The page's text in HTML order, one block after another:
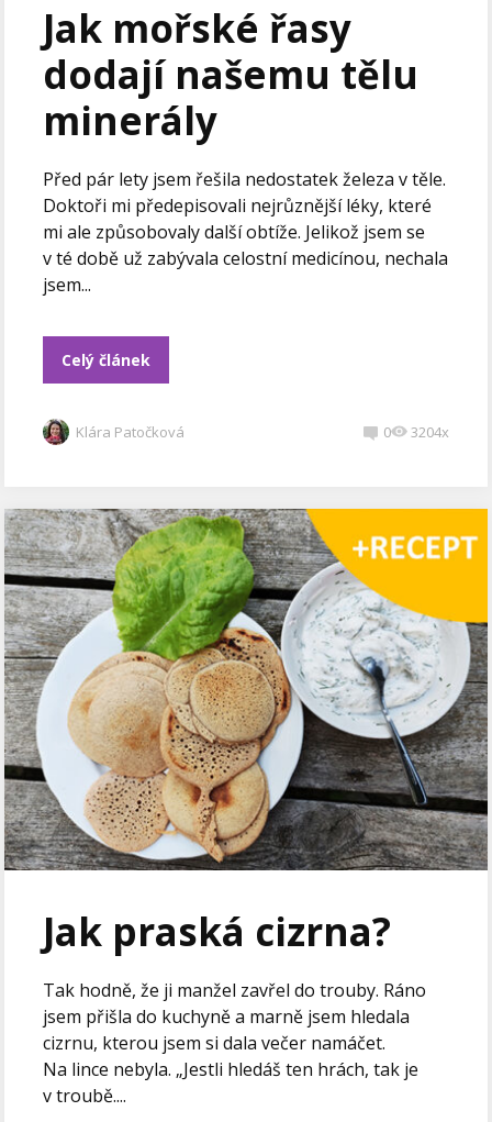
Jak mořské řasy
dodají našemu tělu
minerály
Před pár lety jsem řešila nedostatek železa v těle.
Doktoři mi předepisovali nejrůznější léky, které
mi ale způsobovaly další obtíže. Jelikož jsem se
v té době už zabývala celostní medicínou, nechala
jsem...
Celý článek
Klára Patočková 0 3204x
Jak praská cizrna?
Tak hodně, že ji manžel zavřel do trouby. Ráno
jsem přišla do kuchyně a marně jsem hledala
cizrnu, kterou jsem si dala večer namáčet.
Na lince nebyla. „Jestli hledáš ten hrách, tak je
v troubě....